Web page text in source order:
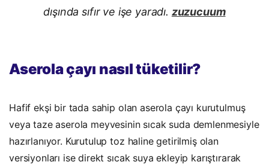
dışında sıfır ve işe yaradı. zuzucuum
Aserola çayı nasıl tüketilir?
Hafif ekşi bir tada sahip olan aserola çayı kurutulmuş
veya taze aserola meyvesinin sıcak suda demlenmesiyle
hazırlanıyor. Kurutulup toz haline getirilmiş olan
versiyonları ise direkt sıcak suya ekleyip karıştırarak